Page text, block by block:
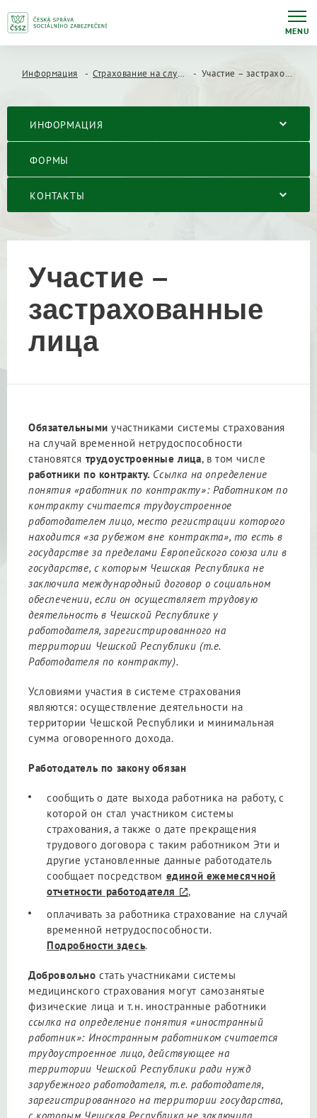
MENU
Информация Страхование на случай временной нетрудоспособности Участие – застрахованные лица
ИНФОРМАЦИЯ
ФОРМЫ
КОНТАКТЫ
Участие –
застрахованные
лица
Обязательными участниками системы страхования
на случай временной нетрудоспособности
становятся трудоустроенные лица, в том числе
работники по контракту. Cсылка на определение
понятия «работник по контракту»: Работником по
контракту считается трудоустроенное
работодателем лицо, место регистрации которого
находится «за рубежом вне контракта», то есть в
государстве за пределами Европейского союза или в
государстве, с которым Чешская Республика не
заключила международный договор о социальном
обеспечении, если он осуществляет трудовую
деятельность в Чешской Республике у
работодателя, зарегистрированного на
территории Чешской Республики (т.е.
Работодателя по контракту).
Условиями участия в системе страхования
являются: осуществление деятельности на
территории Чешской Республики и минимальная
сумма оговоренного дохода.
Работодатель по закону обязан
сообщить о дате выхода работника на работу, с
которой он стал участником системы
страхования, а также о дате прекращения
трудового договора с таким работником Эти и
другие установленные данные работодатель
сообщает посредством единой ежемесячной
отчетности работодателя
,
оплачивать за работника страхование на случай
временной нетрудоспособности.
Подробности здесь.
Добровольно стать участниками системы
медицинского страхования могут самозанятые
физические лица и т.н. иностранные работники
ссылка на определение понятия «иностранный
работник»: Иностранным работником считается
трудоустроенное лицо, действующее на
территории Чешской Республики ради нужд
зарубежного работодателя, т.е. работодателя,
зарегистрированного на территории государства,
с которым Чешская Республика не заключила